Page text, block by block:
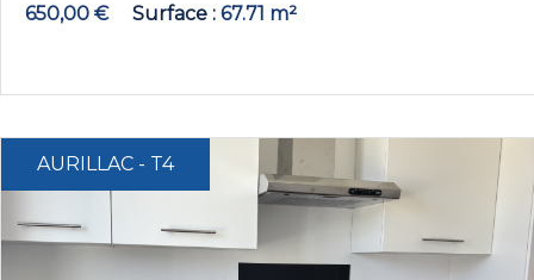
650,00 € Surface 67.71 m²
AURILLAC - T4